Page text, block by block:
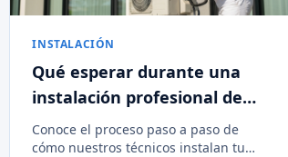
INSTALACIÓN
Qué esperar durante una
instalación profesional de
aire acondicionado
Conoce el proceso paso a paso de
cómo nuestros técnicos instalan tu